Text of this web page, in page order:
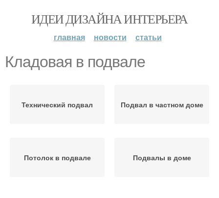
ИДЕИ ДИЗАЙНА ИНТЕРЬЕРА
главная новости статьи
Кладовая в подвале
Технический подвал Подвал в частном доме
Потолок в подвале Подвалы в доме